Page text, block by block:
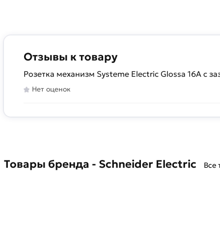
Отзывы к товару
Розетка механизм Systeme Electric Glossa 16А с
Нет оценок
Товары бренда - Schneider Electric Все